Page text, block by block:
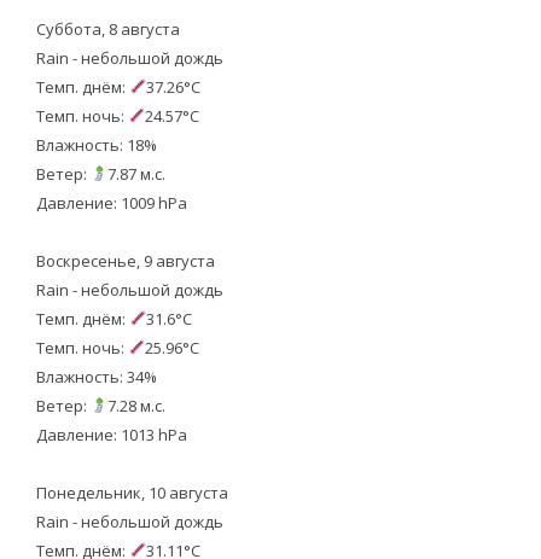
Суббота, 8 августа
Rain - небольшой дождь
Темп. днём:
37.26°C
Темп. ночь:
24.57°C
Влажность: 18%
Ветер:
7.87 м.с.
Давление: 1009 hPa
Воскресенье, 9 августа
Rain - небольшой дождь
Темп. днём:
31.6°C
Темп. ночь:
25.96°C
Влажность: 34%
Ветер:
7.28 м.с.
Давление: 1013 hPa
Понедельник, 10 августа
Rain - небольшой дождь
Темп. днём:
31.11°C